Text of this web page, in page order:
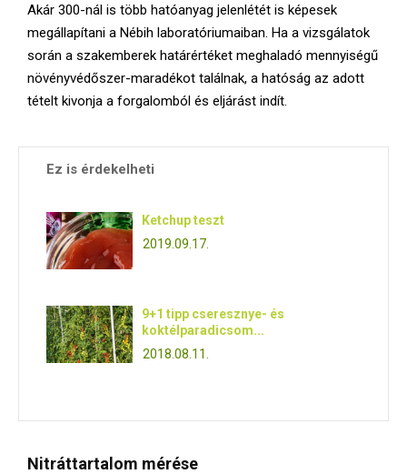
Akár 300-nál is több hatóanyag jelenlétét is képesek
megállapítani a Nébih laboratóriumaiban. Ha a vizsgálatok
során a szakemberek határértéket meghaladó mennyiségű
növényvédőszer-maradékot találnak, a hatóság az adott
tételt kivonja a forgalomból és eljárást indít.
Ez is érdekelheti
Ketchup teszt
2019.09.17.
9+1 tipp cseresznye- és
koktélparadicsom...
2018.08.11.
Nitráttartalom mérése